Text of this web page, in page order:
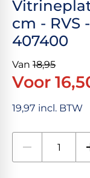
cm - RVS
407400
Van 18,95
Voor
19,97 incl. BTW